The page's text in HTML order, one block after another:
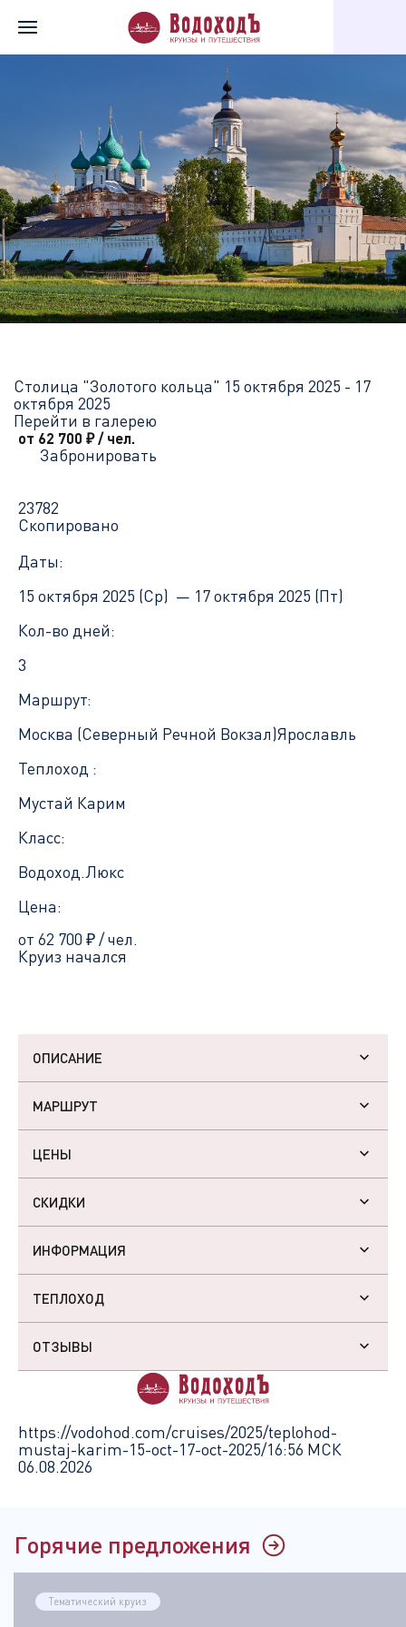
Столица "Золотого кольца" 15 октября 2025 - 17
октября 2025
Перейти в галерею
от 62 700 ₽/ чел.
Забронировать
23782
Скопировано
Даты:
15 октября 2025 (Ср) — 17 октября 2025 (Пт)
Кол-во дней:
3
Маршрут:
Москва (Северный Речной Вокзал)Ярославль
Теплоход :
Мустай Карим
Класс:
Водоход.Люкс
Цена:
от 62 700 ₽/ чел.
Круиз начался
ОПИСАНИЕ
МАРШРУТ
ЦЕНЫ
СКИДКИ
ИНФОРМАЦИЯ
ТЕПЛОХОД
ОТЗЫВЫ
https://vodohod.com/cruises/2025/teplohod-
mustaj-karim-15-oct-17-oct-2025/16:56 МСК
06.08.2026
Горячие предложения
Тематический круиз